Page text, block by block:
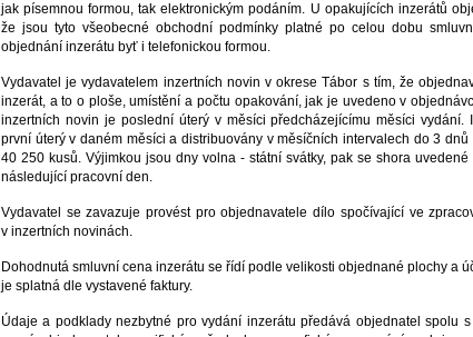
jak písemnou formou, tak elektronickým podáním. U opakujících inzerátů
že jsou tyto všeobecné obchodní podmínky platné po celou dobu
objednání inzerátu byť i telefonickou formou.
Vydavatel je vydavatelem inzertních novin v okrese Tábor s tím, že
inzerát, a to o ploše, umístění a počtu opakování, jak je uvedeno v
inzertních novin je poslední úterý v měsíci předcházejícímu měsíci vydání.
první úterý v daném měsíci a distribuovány v měsíčních intervalech do 3
40 250 kusů. Výjimkou jsou dny volna - státní svátky, pak se shora
následující pracovní den.
Vydavatel se zavazuje provést pro objednavatele dílo spočívající ve
v inzertních novinách.
Dohodnutá smluvní cena inzerátu se řídí podle velikosti objednané plochy a
je splatná dle vystavené faktury.
Údaje a podklady nezbytné pro vydání inzerátu předává objednatel spolu